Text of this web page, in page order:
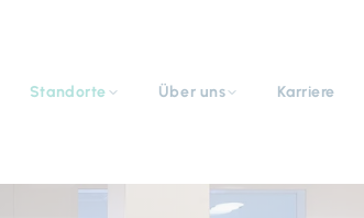
Standorte Über uns Karriere